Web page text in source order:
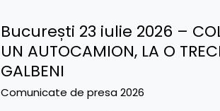
ROMAN
–
GALBENI
A
București 23 iulie 2026 –
UN AUTOCAMION, LA O
GALBENI
Comunicate de presa 2026
București
23
iulie
2026